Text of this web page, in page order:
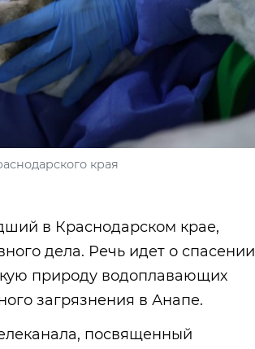
края
в Краснодарском крае,
дела. Речь идет о спасении
природу водоплавающих
загрязнения в Анапе.
посвященный